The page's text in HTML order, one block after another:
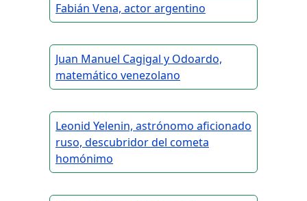
Fabián Vena, actor argentino
Juan Manuel Cagigal y Odoardo,
matemático venezolano
Leonid Yelenin, astrónomo aficionado
ruso, descubridor del cometa
homónimo